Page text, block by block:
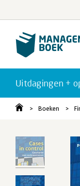
Uitdagingen +
Boeken